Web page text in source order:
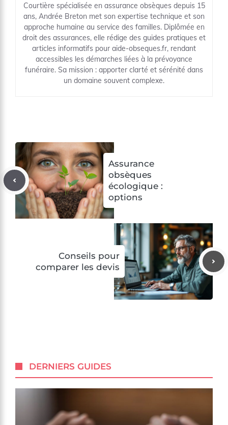
Courtière spécialisée en assurance obsèques depuis 15
ans, Andrée Breton met son expertise technique et son
approche humaine au service des familles. Diplômée en
droit des assurances, elle rédige des guides pratiques et
articles informatifs pour aide-obseques.fr, rendant
accessibles les démarches liées à la prévoyance
funéraire. Sa mission : apporter clarté et sérénité dans
un domaine souvent complexe.
Assurance
obsèques
écologique :
options
Conseils pour
comparer les devis
DERNIERS GUIDES